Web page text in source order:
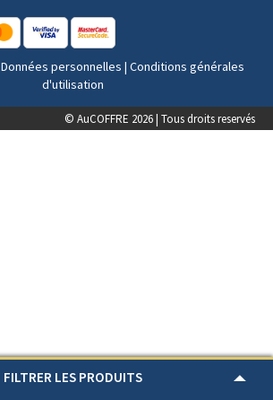
FILTRER LES PRODUITS
Données personnelles | Conditions générales
d'utilisation
© AuCOFFRE 2026 | Tous droits reservés